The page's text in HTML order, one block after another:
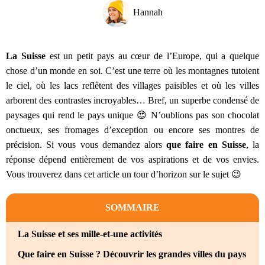
Hannah
La Suisseest un petit pays au cœur de l’Europe, qui a quelque
chose d’un monde en soi. C’est une terre où les montagnes tutoient
le ciel, où les lacs reflètent des villages paisibles et où les villes
arborent des contrastes incroyables… Bref, un superbe condensé de
paysages qui rend le pays unique 😍 N’oublions pas son chocolat
onctueux, ses fromages d’exception ou encore ses montres de
précision. Si vous vous demandez alorsque faire en Suisse, la
réponse dépend entièrement de vos aspirations et de vos envies.
Vous trouverez dans cet article un tour d’horizon sur le sujet 😉
SOMMAIRE
La Suisse et ses mille-et-une activités
Que faire en Suisse ? Découvrir les grandes villes du pays